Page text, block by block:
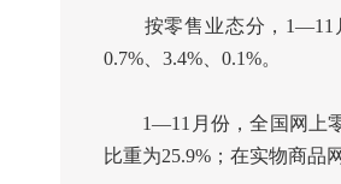
按零售业态分， 1—11
0.7%
3.4% 0.1%。
1—11 月份，全国网上
比重为25.9% ；在实物商品